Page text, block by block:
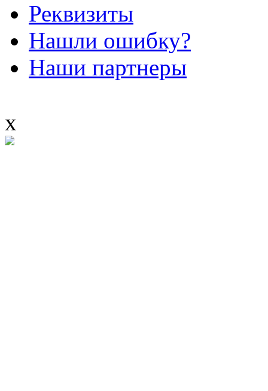
Реквизиты
Нашли ошибку?
Наши партнеры
x